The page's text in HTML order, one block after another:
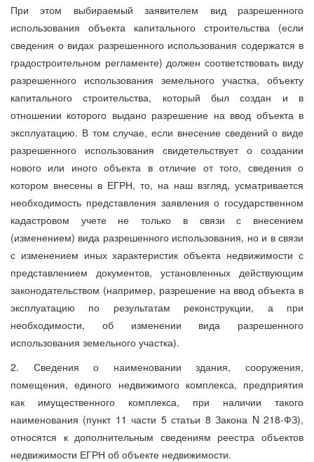
При этом выбираемый заявителем вид разрешенного
использования объекта капитального строительства (если
сведения о видах разрешенного использования содержатся в
градостроительном регламенте) должен соответствовать виду
разрешенного использования земельного участка, объекту
капитального строительства, который был создан и в
отношении которого выдано разрешение на ввод объекта в
эксплуатацию. В том случае, если внесение сведений о виде
разрешенного использования свидетельствует о создании
нового или иного объекта в отличие от того, сведения о
котором внесены в ЕГРН, то, на наш взгляд, усматривается
необходимость представления заявления о государственном
кадастровом учете не только в связи с внесением
(изменением) вида разрешенного использования, но и в связи
с изменением иных характеристик объекта недвижимости с
представлением документов, установленных действующим
законодательством (например, разрешение на ввод объекта в
эксплуатацию по результатам реконструкции, а при
необходимости, об изменении вида разрешенного
использования земельного участка).
2. Сведения о наименовании здания, сооружения,
помещения, единого недвижимого комплекса, предприятия
как имущественного комплекса, при наличии такого
наименования (пункт 11 части 5 статьи 8 Закона N 218-ФЗ),
относятся к дополнительным сведениям реестра объектов
недвижимости ЕГРН об объекте недвижимости.